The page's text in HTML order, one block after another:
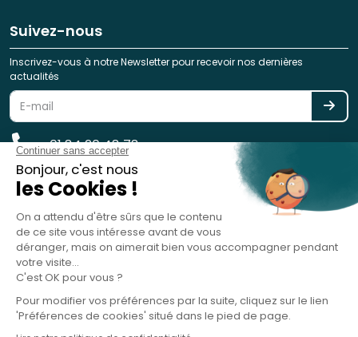
Suivez-nous
Inscrivez-vous à notre Newsletter pour recevoir nos dernières
actualités
01 84 20 48 78
reservation@spotlag.com